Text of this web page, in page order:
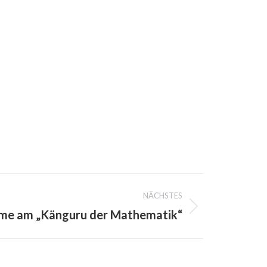
NÄCHSTES
am „Känguru der Mathematik“